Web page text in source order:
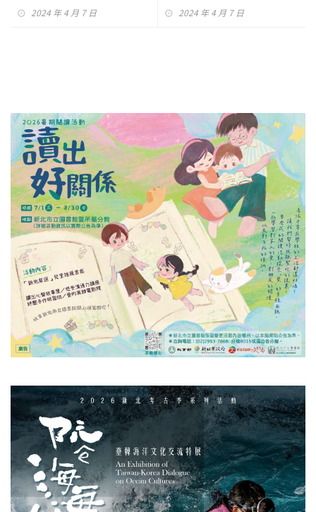
2024 年 4 月 7 日 2024 年 4 月 7 日